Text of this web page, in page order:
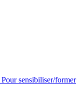
Pour sensibiliser/former